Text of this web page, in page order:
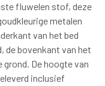
fluwelen stof, deze
metalen
van het bed
de bovenkant van het
De hoogte van
inclusief